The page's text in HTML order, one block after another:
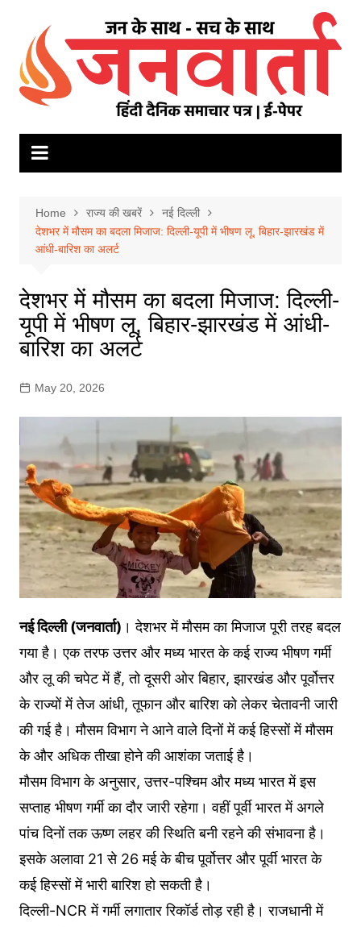
content
Home राज्य की खबरें
नई दिल्ली
देशभर में मौसम का बदला मिजाज: दिल्ली-यूपी में भीषण लू, बिहार-झारखंड में
आंधी-बारिश का अलर्ट
देशभर में मौसम का बदला मिजाज: दिल्ली-
यूपी में भीषण लू, बिहार-झारखंड में आंधी-
बारिश का अलर्ट
May 20, 2026
नई दिल्ली (जनवार्ता) । देशभर में मौसम का मिजाज पूरी तरह बदल
गया है। एक तरफ उत्तर और मध्य भारत के कई राज्य भीषण गर्मी
और लू की चपेट में हैं, तो दूसरी ओर बिहार, झारखंड और पूर्वोत्तर
के राज्यों में तेज आंधी, तूफान और बारिश को लेकर चेतावनी जारी
की गई है। मौसम विभाग ने आने वाले दिनों में कई हिस्सों में मौसम
के और अधिक तीखा होने की आशंका जताई है।
मौसम विभाग के अनुसार, उत्तर-पश्चिम और मध्य भारत में इस
सप्ताह भीषण गर्मी का दौर जारी रहेगा। वहीं पूर्वी भारत में अगले
पांच दिनों तक ऊष्ण लहर की स्थिति बनी रहने की संभावना है।
इसके अलावा 21 से 26 मई के बीच पूर्वोत्तर और पूर्वी भारत के
कई हिस्सों में भारी बारिश हो सकती है।
दिल्ली-NCR में गर्मी लगातार रिकॉर्ड तोड़ रही है। राजधानी में